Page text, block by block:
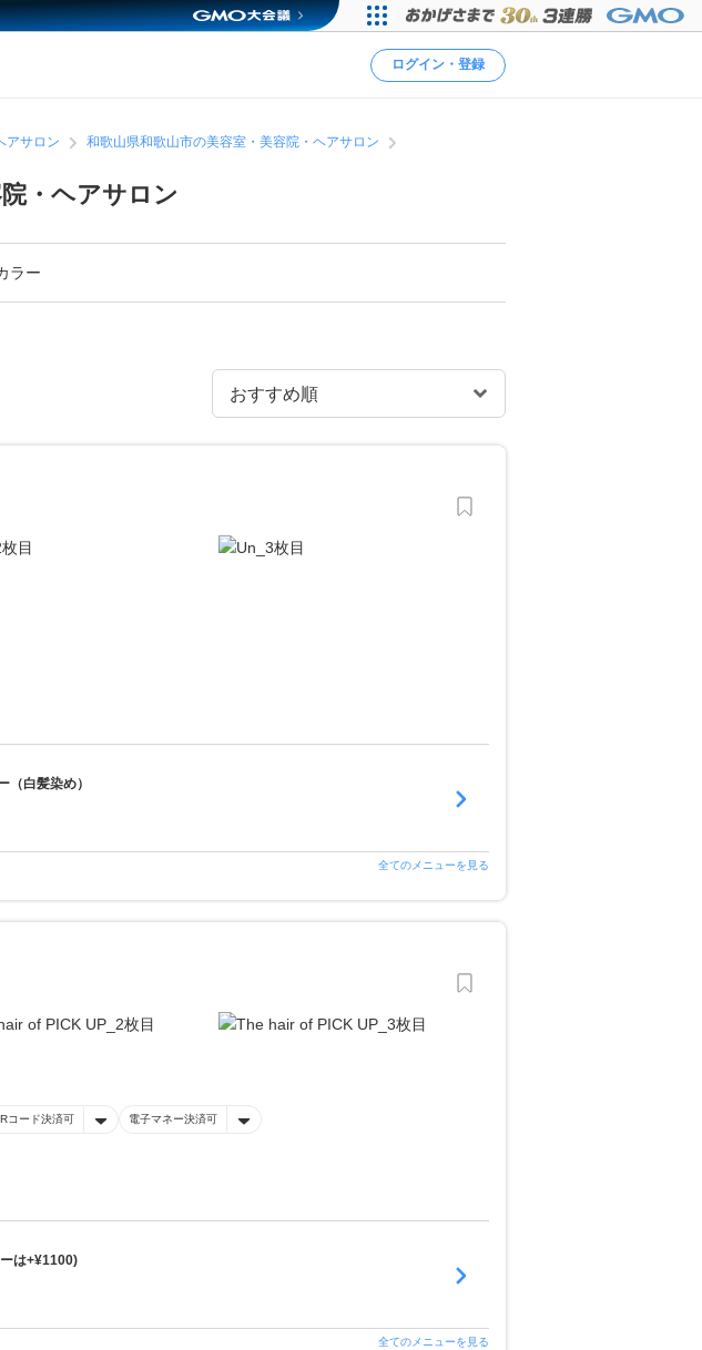
ログイン・登録
アサロン
和歌山県和歌山市の美容室・美容院・ヘアサロン
・ヘアサロン
ラー
（白髪染め）
全てのメニューを見る
コード決済可 電子マネー決済可
は+¥1100)
全てのメニューを見る